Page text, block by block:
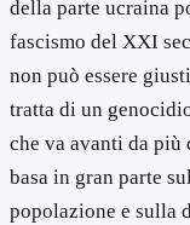
della parte ucraina
fascismo del XXI
non può essere
tratta di un
che va avanti da più
basa in gran parte
popolazione e sulla